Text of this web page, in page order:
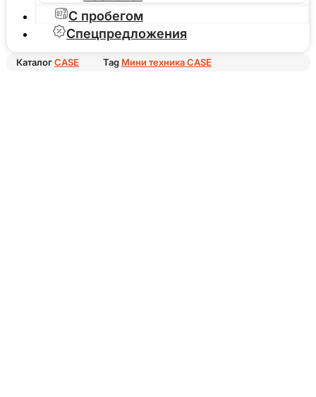
С пробегом
Спецпредложения
КаталогCASE Tag Мини техника CASE